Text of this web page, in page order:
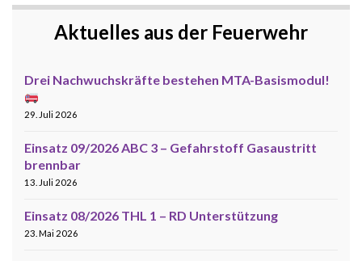
Aktuelles aus der Feuerwehr
Drei Nachwuchskräfte bestehen MTA-Basismodul!
29. Juli 2026
Einsatz 09/2026 ABC 3 – Gefahrstoff Gasaustritt
brennbar
13. Juli 2026
Einsatz 08/2026 THL 1 – RD Unterstützung
23. Mai 2026